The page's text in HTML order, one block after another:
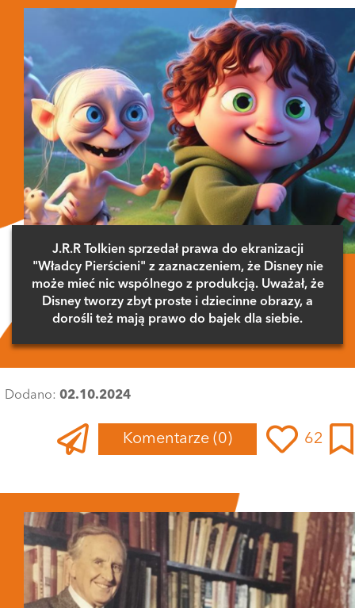
J.R.R Tolkien sprzedał prawa do ekranizacji
"Władcy Pierścieni" z zaznaczeniem, że Disney nie
może mieć nic wspólnego z produkcją. Uważał, że
Disney tworzy zbyt proste i dziecinne obrazy, a
dorośli też mają prawo do bajek dla siebie.
Dodano: 02.10.2024
Komentarze (0) 62